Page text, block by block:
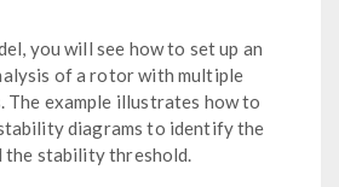
you will see how to set up an
of a rotor with multiple
The example illustrates how to
diagrams to identify the
the stability threshold.